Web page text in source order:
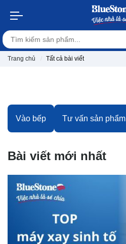
Trang chủ Tất cả bài viết
Vào bếp Tư vấn sản phẩm
Bài viết mới nhất